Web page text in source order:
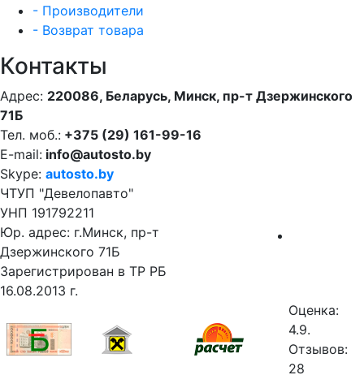
- Производители
- Возврат товара
Контакты
Адрес: 220086, Беларусь, Минск, пр-т Дзержинского
71Б
Тел. моб.: +375 (29) 161-99-16
E-mail: info@autosto.by
Skype: autosto.by
ЧТУП "Девелопавто"
УНП 191792211
Юр. адрес: г.Минск, пр-т
Дзержинского 71Б
Зарегистрирован в ТР РБ
16.08.2013 г.
Оценка:
4.9.
Отзывов:
28